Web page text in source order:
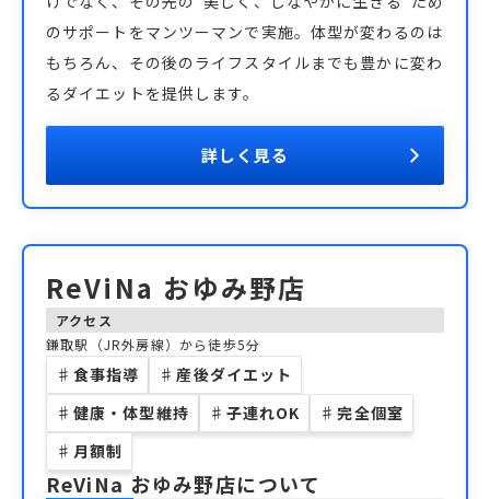
のサポートをマンツーマンで実施。体型が変わるのは
もちろん、その後のライフスタイルまでも豊かに変わ
るダイエットを提供します。
詳しく見る
ReViNa おゆみ野店
アクセス
鎌取駅（JR外房線）から徒歩5分
♯ 食事指導 ♯ 産後ダイエット
♯ 健康・体型維持 ♯ 子連れOK ♯ 完全個室
♯ 月額制
ReViNa おゆみ野店について